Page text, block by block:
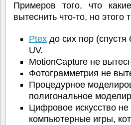
Примеров того, что
вытеснить что-то, но
Ptexдо сих пор (спустя
UV.
MotionCapture не
Фотограмметрия не
Процедурное
полигональное
Цифровое искусство
компьютерные игры,